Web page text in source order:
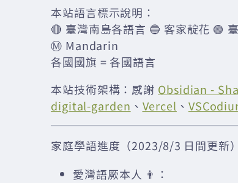
本站語言標示說明：
🔴 臺灣南島各語言 🔵 客家靛花 🟢
Ⓜ️ Mandarin
各國國旗 = 各國語言
本站技術架構：感謝 Obsidian -
digital-garden 、 Vercel 、
家庭學語進度（2023/8/3 日間更新
愛灣語厥本人 👨：